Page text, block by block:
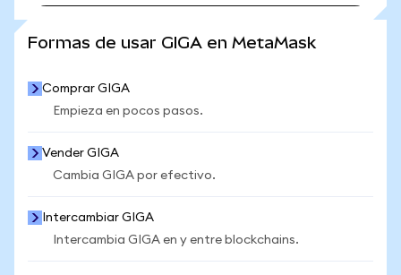
Formas de usar GIGA en MetaMask
Comprar GIGA
Empieza en pocos pasos.
Vender GIGA
Cambia GIGA por efectivo.
Intercambiar GIGA
Intercambia GIGA en y entre blockchains.